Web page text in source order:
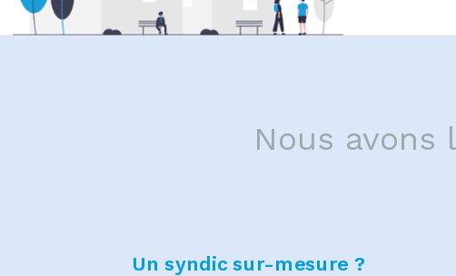
Un syndic sur-mesure ?
Nous